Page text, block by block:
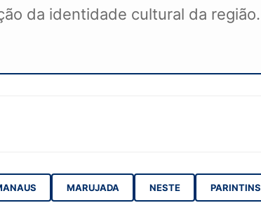
da identidade cultural da região.
MARUJADA NESTE PARINTINS